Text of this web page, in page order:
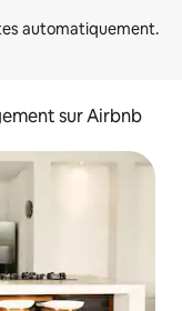
sur Airbnb